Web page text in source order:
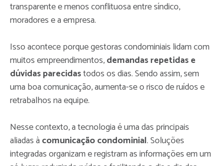
transparente e menos conflituosa entre síndico,
moradores e a empresa.
Isso acontece porque gestoras condominiais lidam com
muitos empreendimentos,demandas repetidas e
dúvidas parecidastodos os dias. Sendo assim, sem
uma boa comunicação, aumenta-se o risco de ruídos e
retrabalhos na equipe.
Nesse contexto, a tecnologia é uma das principais
aliadas à comunicação condominial. Soluções
integradas organizam e registram as informações em um